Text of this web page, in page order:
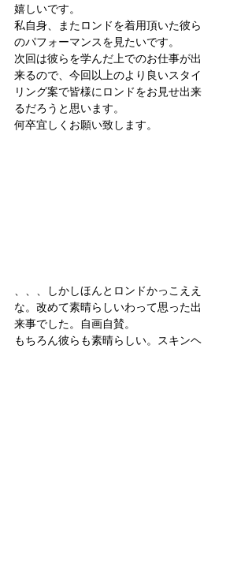
嬉しいです。
私自身、またロンドを着用頂いた彼ら
のパフォーマンスを見たいです。
次回は彼らを学んだ上でのお仕事が出
来るので、今回以上のより良いスタイ
リング案で皆様にロンドをお見せ出来
るだろうと思います。
何卒宜しくお願い致します。
、、、しかしほんとロンドかっこええ
な。改めて素晴らしいわって思った出
来事でした。自画自賛。
もちろん彼らも素晴らしい。スキンヘ